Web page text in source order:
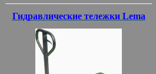
Гидравлические тележки Lema